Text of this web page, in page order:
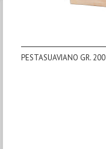
PESTASUAVIANO GR. 200